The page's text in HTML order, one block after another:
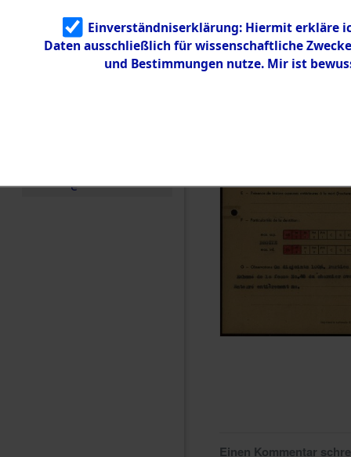
Identifizierun
g
5.3.3
Todesmärsch
e
Einen Kommentar
Einverständniserklärung: Hiermit erkläre
Daten ausschließlich für wissenschaftliche
und Bestimmungen nutze. Mir ist